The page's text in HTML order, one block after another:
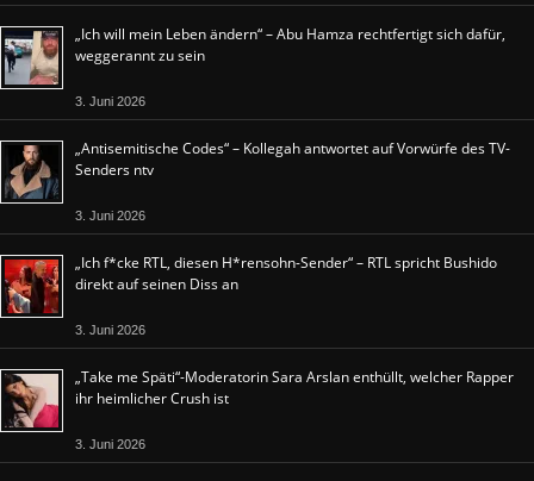
„Ich will mein Leben ändern“ – Abu Hamza rechtfertigt sich dafür,
weggerannt zu sein
3. Juni 2026
„Antisemitische Codes“ – Kollegah antwortet auf Vorwürfe des TV-
Senders ntv
3. Juni 2026
„Ich f*cke RTL, diesen H*rensohn-Sender“ – RTL spricht Bushido
direkt auf seinen Diss an
3. Juni 2026
„Take me Späti“-Moderatorin Sara Arslan enthüllt, welcher Rapper
ihr heimlicher Crush ist
3. Juni 2026